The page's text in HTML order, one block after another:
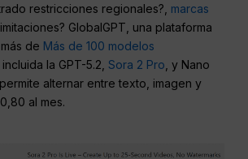
restricciones regionales?, marcas
GlobalGPT, una plataforma
de Más de 100 modelos
la GPT-5.2,Sora 2 Pro , y Nano
alternar entre texto, imagen y
al mes.